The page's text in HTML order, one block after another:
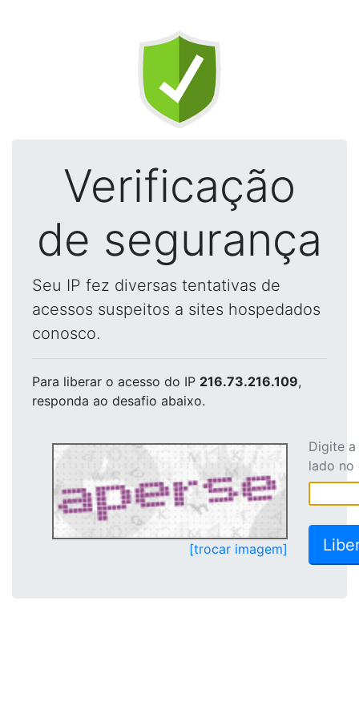
Verificação
de segurança
Seu IP fez diversas tentativas de
acessos suspeitos a sites hospedados
conosco.
Para liberar o acesso do IP 216.73.216.109,
responda ao desafio abaixo.
[trocar imagem]
Digite
lado no